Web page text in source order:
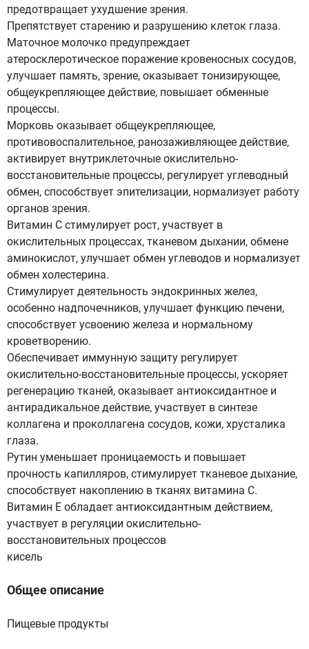
предотвращает ухудшение зрения.
Препятствует старению и разрушению клеток глаза.
Маточное молочко предупреждает
атеросклеротическое поражение кровеносных сосудов,
улучшает память, зрение, оказывает тонизирующее,
общеукрепляющее действие, повышает обменные
процессы.
Морковь оказывает общеукрепляющее,
противовоспалительное, ранозаживляющее действие,
активирует внутриклеточные окислительно-
восстановительные процессы, регулирует углеводный
обмен, способствует эпителизации, нормализует работу
органов зрения.
Витамин С стимулирует рост, участвует в
окислительных процессах, тканевом дыхании, обмене
аминокислот, улучшает обмен углеводов и нормализует
обмен холестерина.
Стимулирует деятельность эндокринных желез,
особенно надпочечников, улучшает функцию печени,
способствует усвоению железа и нормальному
кроветворению.
Обеспечивает иммунную защиту регулирует
окислительно-восстановительные процессы, ускоряет
регенерацию тканей, оказывает антиоксидантное и
антирадикальное действие, участвует в синтезе
коллагена и проколлагена сосудов, кожи, хрусталика
глаза.
Рутин уменьшает проницаемость и повышает
прочность капилляров, стимулирует тканевое дыхание,
способствует накоплению в тканях витамина С.
Витамин Е обладает антиоксидантным действием,
участвует в регуляции окислительно-
восстановительных процессов
кисель
Общее описание
Пищевые продукты